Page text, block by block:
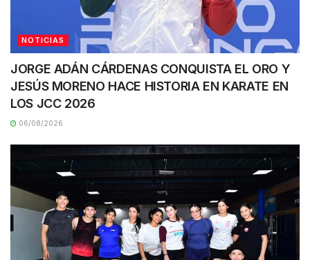
NOTICIAS
JORGE ADÁN CÁRDENAS CONQUISTA EL ORO Y
JESÚS MORENO HACE HISTORIA EN KARATE EN
LOS JCC 2026
06/08/2026